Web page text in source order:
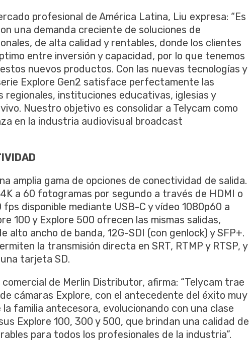
profesional de América Latina, Liu expresa: “Es
una demanda creciente de soluciones de
de alta calidad y rentables, donde los clientes
entre inversión y capacidad, por lo que tenemos
nuevos productos. Con las nuevas tecnologías y
Explore Gen2 satisface perfectamente las
regionales, instituciones educativas, iglesias y
Nuestro objetivo es consolidar a Telycam como
en la industria audiovisual broadcast
amplia gama de opciones de conectividad de salida.
a 60 fotogramas por segundo a través de HDMI o
fps disponible mediante USB-C y vídeo 1080p60 a
100 y Explore 500 ofrecen las mismas salidas,
alto ancho de banda, 12G-SDI (con genlock) y SFP+.
la transmisión directa en SRT, RTMP y RTSP, y
tarjeta SD.
de Merlin Distributor, afirma: “Telycam trae
cámaras Explore, con el antecedente del éxito muy
familia antecesora, evolucionando con una clase
Explore 100, 300 y 500, que brindan una calidad de
para todos los profesionales de la industria”.